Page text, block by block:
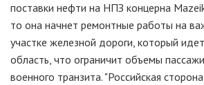
поставки нефти на HПЗ концерна
то она начнет ремонтные работы на
участке железной дороги, который
область, что ограничит объемы
военного транзита. "Российская